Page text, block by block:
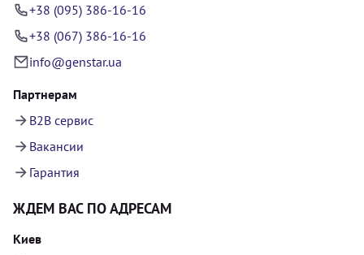
+38 (095) 386-16-16
+38 (067) 386-16-16
info@genstar.ua
Партнерам
B2B сервис
Вакансии
Гарантия
ЖДЕМ ВАС ПО АДРЕСАМ
Киев